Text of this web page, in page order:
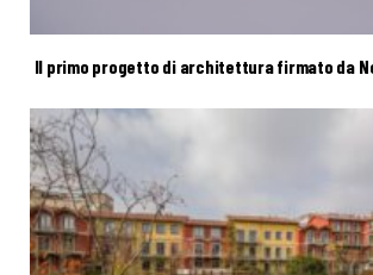
Il primo progetto di architettura firmato da